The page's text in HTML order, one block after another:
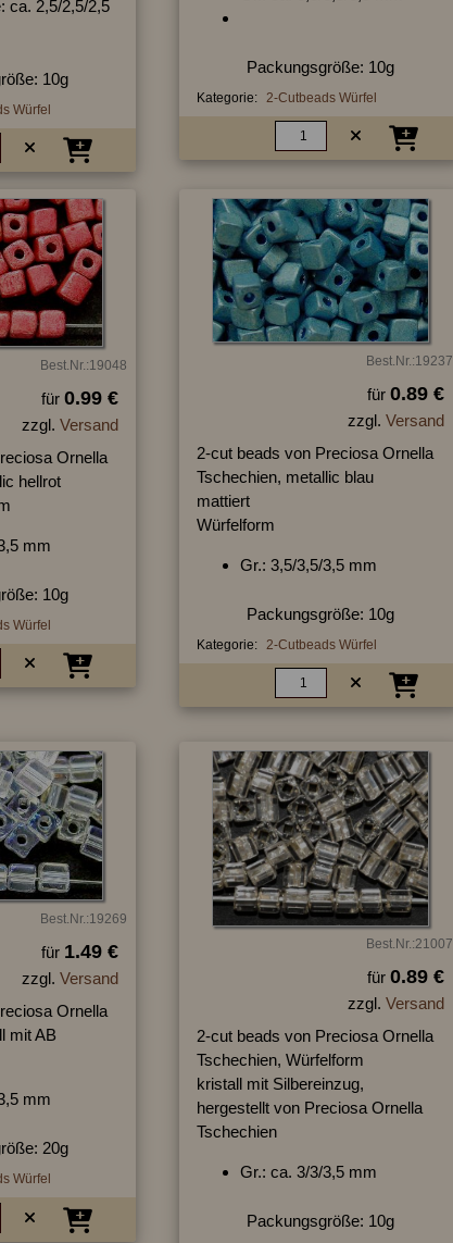
ca. 2,5/2,5/2,5
10g
Würfel
Packungsgröße: 10g
Kategorie: 2-Cutbeads Würfel
Best.Nr.:19048
für 0.99 €
zzgl. Versand
Ornella
hellrot
mm
10g
Würfel
Best.Nr.:19237
für 0.89 €
zzgl. Versand
2-cut beads von Preciosa Ornella
Tschechien, metallic blau
mattiert
Würfelform
Gr.: 3,5/3,5/3,5 mm
Packungsgröße: 10g
Kategorie: 2-Cutbeads Würfel
Best.Nr.:19269
für 1.49 €
zzgl. Versand
Ornella
mit AB
mm
20g
Würfel
Best.Nr.:21007
für 0.89 €
zzgl. Versand
2-cut beads von Preciosa Ornella
Tschechien, Würfelform
kristall mit Silbereinzug,
hergestellt von Preciosa Ornella
Tschechien
Gr.: ca. 3/3/3,5 mm
Packungsgröße: 10g